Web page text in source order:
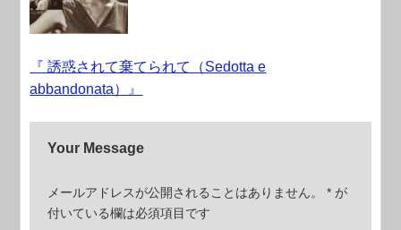
『 誘惑されて棄てられて（Sedotta e
abbandonata）』
Your Message
メールアドレスが公開されることはありません。 * が
付いている欄は必須項目です